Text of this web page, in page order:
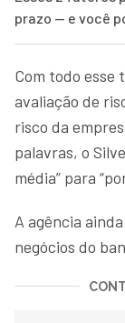
prazo — e você
Com todo esse
avaliação de
risco da
palavras, o
média” para
A agência
negócios do